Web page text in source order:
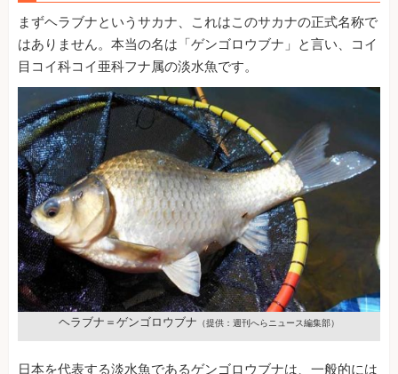
まずヘラブナというサカナ、これはこのサカナの正式名称で
はありません。本当の名は「ゲンゴロウブナ」と言い、コイ
目コイ科コイ亜科フナ属の淡水魚です。
ヘラブナ＝ゲンゴロウブナ （提供：週刊へらニュース編集部）
日本を代表する淡水魚であるゲンゴロウブナは、一般的には